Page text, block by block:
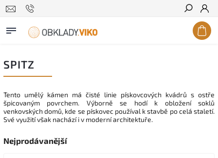
Hledat
SPITZ
Tento umělý kámen má čisté linie pískovcových kvádrů s ostře
špicovaným povrchem. Výborně se hodí k obložení soklů
venkovských domů, kde se pískovec používal k stavbě po celá staletí.
Své využití však nachází i v moderní architektuře.
Nejprodávanější